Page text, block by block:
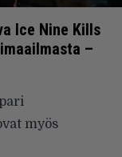
Ice Nine Kills
–
myös